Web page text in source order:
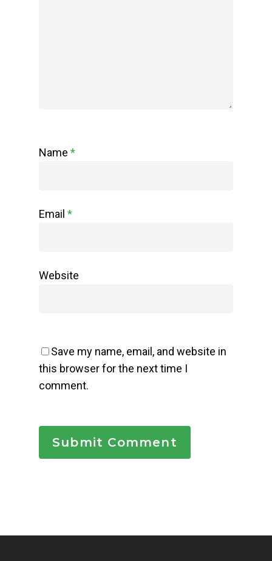
Name *
Email *
Website
Save my name, email, and website in
this browser for the next time I
comment.